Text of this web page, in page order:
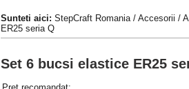
Sunteti aici: StepCraft Romania/ Accesorii /
ER25 seria Q
Set 6 bucsi elastice ER25